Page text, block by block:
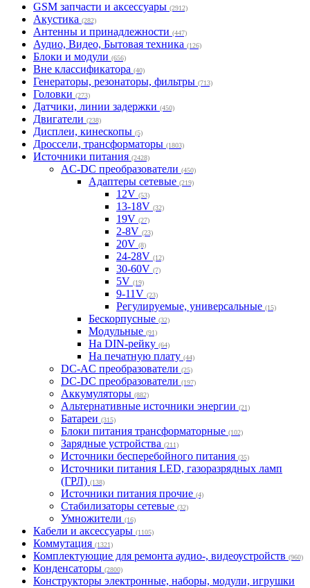
GSM запчасти и аксессуары (2912)
Акустика (282)
Антенны и принадлежности (447)
Аудио, Видео, Бытовая техника (126)
Блоки и модули (656)
Вне классификатора (40)
Генераторы, резонаторы, фильтры (713)
Головки (273)
Датчики, линии задержки (450)
Двигатели (238)
Дисплеи, кинескопы (5)
Дроссели, трансформаторы (1803)
Источники питания (2428)
AC-DC преобразователи (450)
Адаптеры сетевые (219)
12V (53)
13-18V (32)
19V (27)
2-8V (23)
20V (8)
24-28V (12)
30-60V (7)
5V (19)
9-11V (23)
Регулируемые, универсальные (15)
Бескорпусные (32)
Модульные (91)
На DIN-рейку (64)
На печатную плату (44)
DC-AC преобразователи (25)
DC-DC преобразователи (197)
Аккумуляторы (882)
Альтернативные источники энергии (21)
Батареи (315)
Блоки питания трансформаторные (102)
Зарядные устройства (211)
Источники бесперебойного питания (35)
Источники питания LED, газоразрядных ламп
(ГРЛ) (138)
Источники питания прочие (4)
Стабилизаторы сетевые (32)
Умножители (16)
Кабели и аксессуары (1105)
Коммутация (1321)
Комплектующие для ремонта аудио-, видеоустройств (960)
Конденсаторы (2800)
Конструкторы электронные, наборы, модули, игрушки